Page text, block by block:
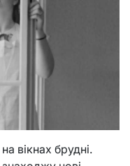
вікнах брудні.